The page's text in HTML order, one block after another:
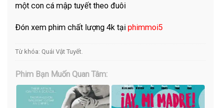
một con cá mập tuyết theo đuôi
Đón xem phim chất lượng 4k tạiphimmoi5
Từ khóa: Quái Vật Tuyết
Phim Bạn Muốn Quan Tâm: